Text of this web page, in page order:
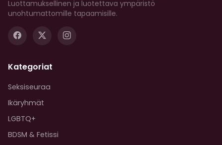
Luottamuksellinen ja luotettava ympäristö
unohtumattomille tapaamisille.
Kategoriat
Seksiseuraa
Ikäryhmät
LGBTQ+
BDSM & Fetissi